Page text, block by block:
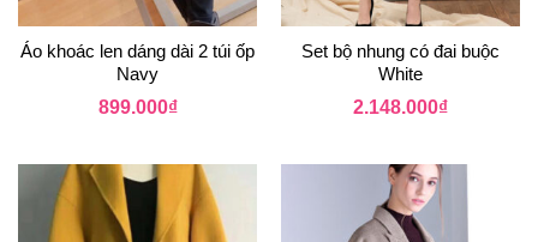
Áo khoác len dáng dài 2 túi ốp
Navy
899.000₫
Set bộ nhung có đai buộc
White
2.148.000₫